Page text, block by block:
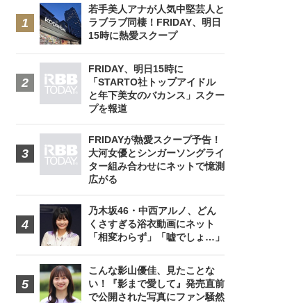
若手美人アナが人気中堅芸人と
ラブラブ同棲！FRIDAY、明日
15時に熱愛スクープ
FRIDAY、明日15時に
「STARTO社トップアイドル
と年下美女のバカンス」スクー
プを報道
FRIDAYが熱愛スクープ予告！
大河女優とシンガーソングライ
ター組み合わせにネットで憶測
広がる
乃木坂46・中西アルノ、どん
くさすぎる浴衣動画にネット
「相変わらず」「嘘でしょ…」
こんな影山優佳、見たことな
い！『影まで愛して』発売直前
で公開された写真にファン騒然